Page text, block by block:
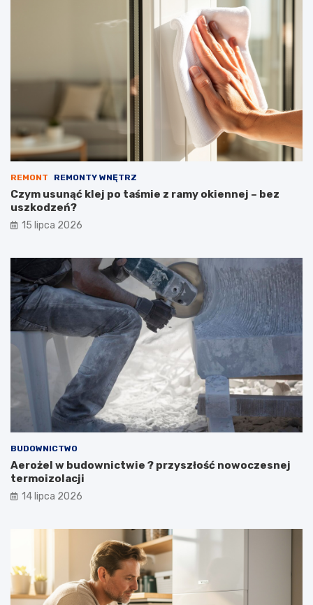
REMONT REMONTY WNĘTRZ
Czym usunąć klej po taśmie z ramy okiennej – bez
uszkodzeń?
15 lipca 2026
BUDOWNICTWO
Aerożel w budownictwie ? przyszłość nowoczesnej
termoizolacji
14 lipca 2026